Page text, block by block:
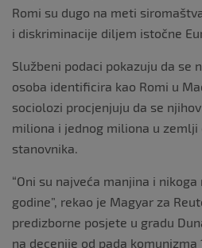
Romi su dugo na meti
i diskriminacije diljem istočne
Službeni podaci pokazuju da se
osoba identificira kao Romi u
sociolozi procjenjuju da se
miliona i jednog miliona u zemlji
stanovnika.
“Oni su najveća manjina i
godine”, rekao je Magyar za
predizborne posjete u gradu
na decenije od pada komunizma